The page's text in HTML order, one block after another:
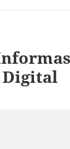
Digital